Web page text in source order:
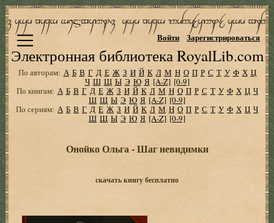
Электронная библиотека RoyalLib.com
Войти Зарегистрироваться
По авторам: А Б В Г Д Е Ж З И Й К Л М Н О П Р С Т У Ф Х Ц
Ч Ш Щ Ы Э Ю Я [A-Z] [0-9]
По книгам: А Б В Г Д Е Ж З И Й К Л М Н О П Р С Т У Ф Х Ц Ч
Ш Щ Ы Э Ю Я [A-Z] [0-9]
По сериям: А Б В Г Д Е Ж З И Й К Л М Н О П Р С Т У Ф Х Ц Ч
Ш Щ Ы Э Ю Я [A-Z] [0-9]
Онойко Ольга - Шаг невидимки
скачать книгу бесплатно